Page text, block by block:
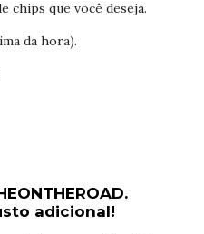
chips que você deseja.
da hora).
adicional!